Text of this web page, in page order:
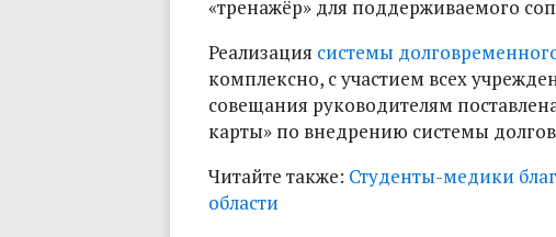
«тренажёр» для поддерживаемого
Реализация системы
комплексно, с участием всех
совещания руководителям
карты» по внедрению системы
Читайте также: Студенты-медики
области